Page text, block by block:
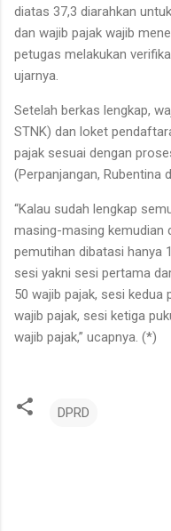
diatas 37,3 diarahkan
dan wajib pajak wajib
petugas melakukan
ujarnya.
Setelah berkas lengkap,
STNK) dan loket
pajak sesuai dengan
(Perpanjangan, Rubentina
“Kalau sudah lengkap
masing-masing kemudian
pemutihan dibatasi hanya
sesi yakni sesi pertama
50 wajib pajak, sesi kedua
wajib pajak, sesi ketiga
wajib pajak,” ucapnya. (*)
DPRD